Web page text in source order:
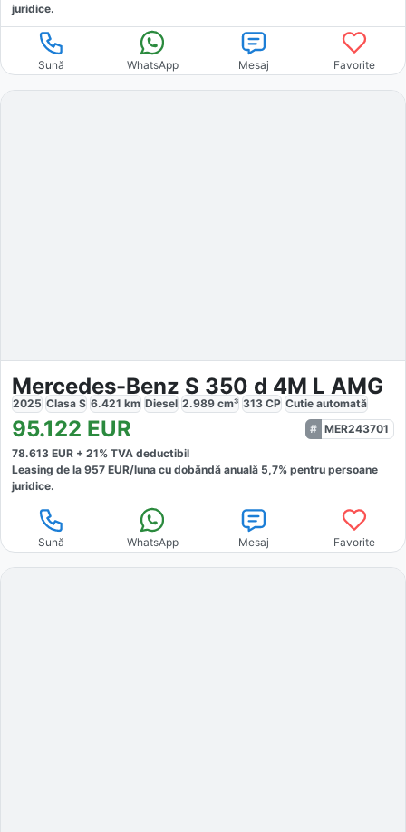
juridice.
Sună WhatsApp Mesaj Favorite
Mercedes-Benz S 350 d 4M L AMG
2025 Clasa S 6.421 km Diesel 2.989 cm³ 313 CP Cutie automată
95.122 EUR
MER243701
78.613 EUR + 21% TVA deductibil
Leasing de la 957 EUR/luna cu dobăndă anuală 5,7% pentru persoane
juridice.
Sună WhatsApp Mesaj Favorite